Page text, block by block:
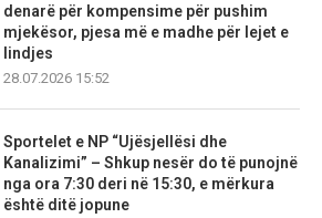
denarë për kompensime për pushim
mjekësor, pjesa më e madhe për lejet e
lindjes
28.07.2026 15:52
Sportelet e NP “Ujësjellësi dhe
Kanalizimi” – Shkup nesër do të punojnë
nga ora 7:30 deri në 15:30, e mërkura
është ditë jopune